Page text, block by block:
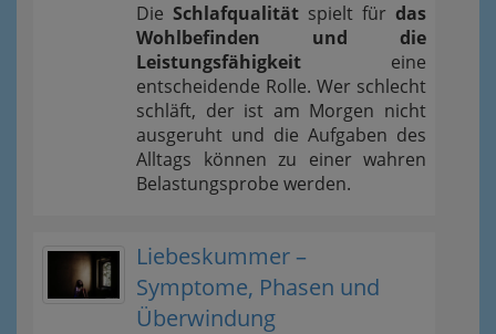
Die Schlafqualität spielt für das
Wohlbefinden und die
Leistungsfähigkeit eine
entscheidende Rolle. Wer schlecht
schläft, der ist am Morgen nicht
ausgeruht und die Aufgaben des
Alltags können zu einer wahren
Belastungsprobe werden.
Liebeskummer –
Symptome, Phasen und
Überwindung